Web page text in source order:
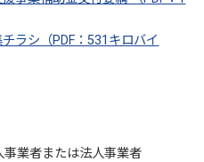
ラシ（PDF：531キロバイ
事業者または法人事業者